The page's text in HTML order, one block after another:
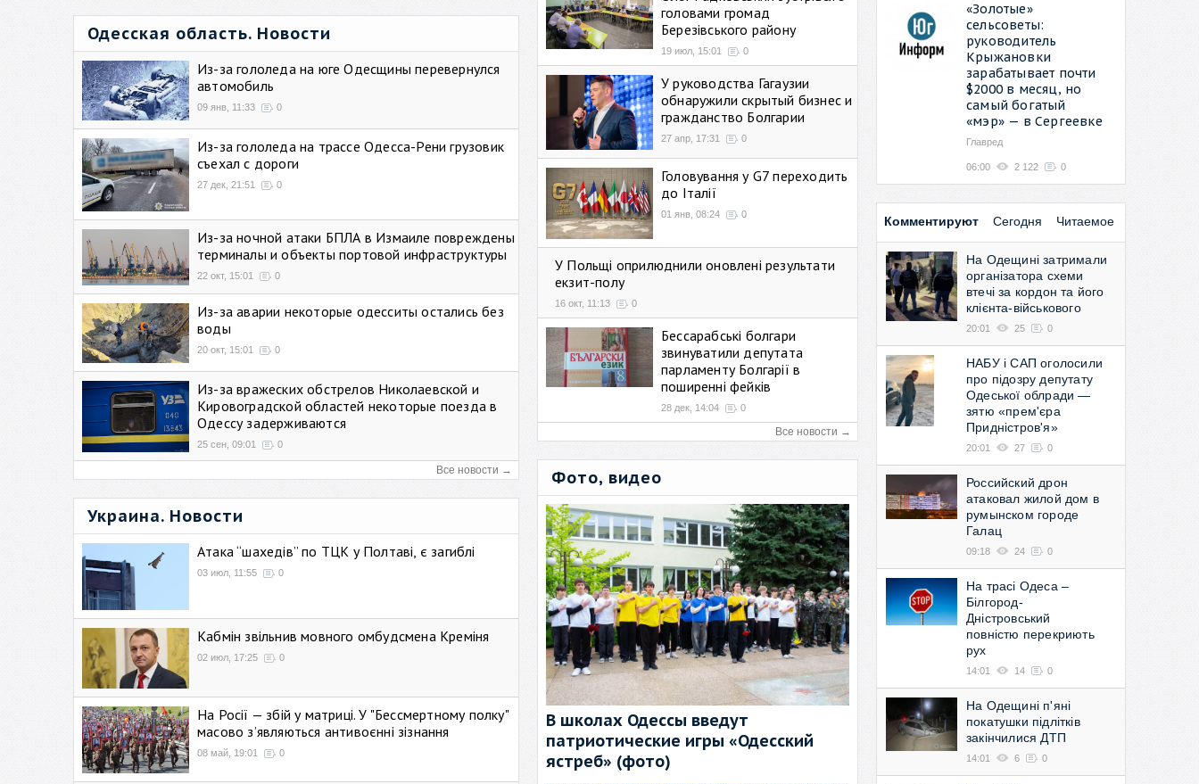
Одесская область. Новости
Из-за гололеда на юге Одесщины перевернулся
автомобиль
09 янв, 11:33 0
Из-за гололеда на трассе Одесса-Рени грузовик
съехал с дороги
27 дек, 21:51 0
Из-за ночной атаки БПЛА в Измаиле повреждены
терминалы и объекты портовой инфраструктуры
22 окт, 15:01 0
Из-за аварии некоторые одесситы остались без
воды
20 окт, 15:01 0
Из-за вражеских обстрелов Николаевской и
Кировоградской областей некоторые поезда в
Одессу задерживаются
25 сен, 09:01 0
Все новости →
Украина. Новости
Атака “шахедів” по ТЦК у Полтаві, є загиблі
03 июл, 11:55 0
Кабмін звільнив мовного омбудсмена Креміня
02 июл, 17:25 0
На Росії — збій у матриці. У "Бессмертному полку"
масово зʼявляються антивоєнні зізнання
08 май, 19:01 0
головами громад
Березівського району
19 июл, 15:01 0
У руководства Гагаузии
обнаружили скрытый бизнес и
гражданство Болгарии
27 апр, 17:31 0
Головування у G7 переходить
до Італії
01 янв, 08:24 0
У Польщі оприлюднили оновлені результати
екзит-полу
16 окт, 11:13 0
Бессарабські болгари
звинуватили депутата
парламенту Болгарії в
поширенні фейків
28 дек, 14:04 0
Все новости →
Фото, видео
В школах Одессы введут
патриотические игры «Одесский
ястреб» (фото)
«Золотые»
сельсоветы:
руководитель
Крыжановки
зарабатывает почти
$2000 в месяц, но
самый богатый
«мэр» — в Сергеевке
Главред
06:00 2 122 0
Комментируют Сегодня Читаемое
На Одещині затримали
організатора схеми
втечі за кордон та його
клієнта-військового
20:01 25 0
НАБУ і САП оголосили
про підозру депутату
Одеської облради —
зятю «прем'єра
Придністров'я»
20:01 27 0
Российский дрон
атаковал жилой дом в
румынском городе
Галац
09:18 24 0
На трасі Одеса –
Білгород-
Дністровський
повністю перекриють
рух
14:01 14 0
На Одещині п'яні
покатушки підлітків
закінчилися ДТП
14:01 6 0